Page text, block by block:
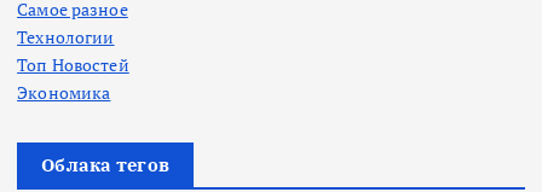
Самое разное
Технологии
Топ Новостей
Экономика
Облака тегов